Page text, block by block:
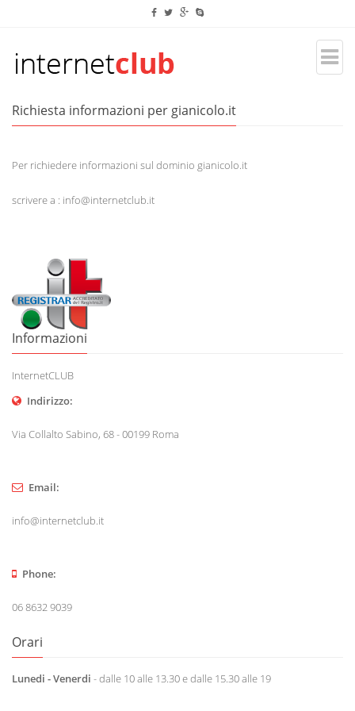
Richiesta informazioni per gianicolo.it
Per richiedere informazioni sul dominio gianicolo.it
scrivere a : info@internetclub.it
Informazioni
InternetCLUB
Indirizzo:
Via Collalto Sabino, 68 - 00199 Roma
Email:
info@internetclub.it
Phone:
06 8632 9039
Orari
Lunedi - Venerdi - dalle 10 alle 13.30 e dalle 15.30 alle 19